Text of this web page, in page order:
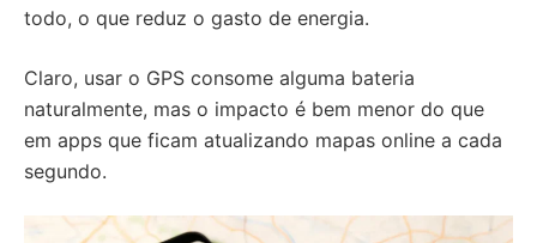
todo, o que reduz o gasto de energia.
Claro, usar o GPS consome alguma bateria
naturalmente, mas o impacto é bem menor do que
em apps que ficam atualizando mapas online a cada
segundo.